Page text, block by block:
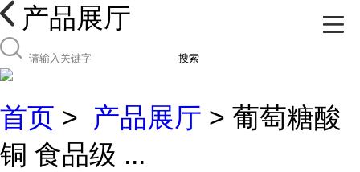
产品展厅
搜索
首页 > 产品展厅 > 葡萄糖酸
铜 食品级 ...